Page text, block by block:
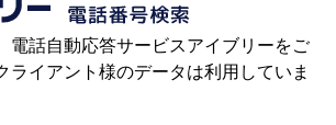
電話自動応答サービスアイブリーをご
ライアント様のデータは利用していま